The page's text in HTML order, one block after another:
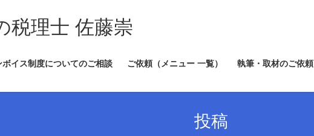
税理士 佐藤崇
ボイス制度についてのご相談 ご依頼（メニュー 一覧） 執筆・取材のご依頼
投稿